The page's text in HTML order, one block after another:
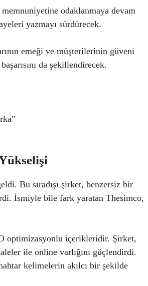
odaklanmaya devam
yazmayı sürdürecek.
emeği ve müşterilerinin güveni
da şekillendirecek.
Bu sıradışı şirket, benzersiz bir
İsmiyle bile fark yaratan Thesimco,
optimizasyonlu içerikleridir. Şirket,
ile online varlığını güçlendirdi.
kelimelerin akılcı bir şekilde